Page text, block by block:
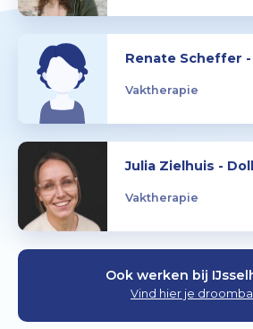
Renate Scheffer
Vaktherapie
Julia Zielhuis -
Vaktherapie
Ook werken bij
Vind hier je